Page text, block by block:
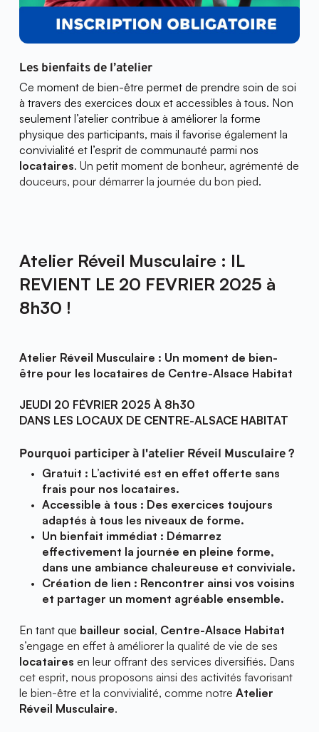
Les bienfaits de l’atelier
Ce moment de bien-être permet de prendre soin de soi
à travers des exercices doux et accessibles à tous. Non
seulement l’atelier contribue à améliorer la forme
physique des participants, mais il favorise également la
locataires. Un petit moment de bonheur, agrémenté de
douceurs, pour démarrer la journée du bon pied.
Atelier Réveil Musculaire : IL
REVIENT LE 20 FEVRIER 2025 à
8h30 !
Atelier Réveil Musculaire : Un moment de bien-
être pour les locataires de Centre-Alsace Habitat
JEUDI 20 FÉVRIER 2025 À 8h30
DANS LES LOCAUX DE CENTRE-ALSACE HABITAT
Pourquoi participer à l'atelier Réveil Musculaire ?
Gratuit : L’activité est en effet offerte sans
frais pour nos locataires.
Accessible à tous : Des exercices toujours
adaptés à tous les niveaux de forme.
Un bienfait immédiat : Démarrez
effectivement la journée en pleine forme,
dans une ambiance chaleureuse et conviviale.
Création de lien : Rencontrer ainsi vos voisins
et partager un moment agréable ensemble.
En tant que bailleur social, Centre-Alsace Habitat
locataires en leur offrant des services diversifiés. Dans
cet esprit, nous proposons ainsi des activités favorisant
le bien-être et la convivialité, comme notre Atelier
Réveil Musculaire.